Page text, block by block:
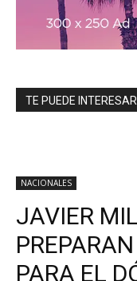
TE PUEDE INTERESAR